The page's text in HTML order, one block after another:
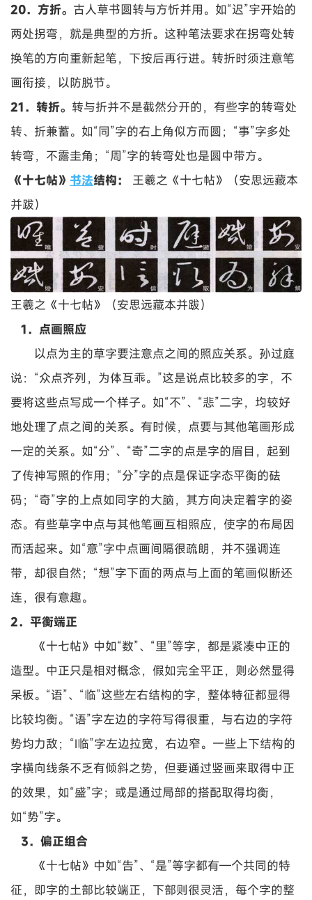
20．方折。 古人草书圆转与方忻并用。如“迟”宇开始的
两处拐弯，就是典型的方折。这种笔法要求在拐弯处转
换笔的方向重新起笔，下按后再行进。转折时须注意笔
画衔接，以防脱节。
21．转折。 转与折并不是截然分开的，有些字的转弯处
转、折兼蓄。如“同”字的右上角似方而圆；“事”字多处
转弯，不露圭角；“周”字的转弯处也是圆中带方。
《十七帖》 书法结构：
王羲之《十七帖》（安思远藏本
并跋）
王羲之《十七帖》（安思远藏本并跋）
1．点画照应
以点为主的草字要注意点之间的照应关系。孙过庭
说：“众点齐列，为体互乖。”这是说点比较多的字，不
要将这些点写成一个样子。如“不”、“悲”二字，均较好
地处理了点之间的关系。有时候，点要与其他笔画形成
一定的关系。如“分”、“奇”二字的点是字的眉目，起到
了传神写照的作用；“分”字的点是保证字态平衡的砝
码；“奇”字的上点如同字的大脑，其方向决定着字的姿
态。有些草字中点与其他笔画互相照应，使字的布局因
而活起来。如“意”字中点画间隔很疏朗，并不强调连
带，却很自然；“想”字下面的两点与上面的笔画似断还
连，很有意趣。
2．平衡端正
《十七帖》中如“数”、“里”等字，都是紧凑中正的
造型。中正只是相对概念，假如完全平正，则必然显得
呆板。“语”、“临”这些左右结构的字，整体特征都显得
比较均衡。“语”字左边的字符写得很重，与右边的字符
势均力敌；“I临”字左边拉宽，右边窄。一些上下结构的
字横向线条不乏有倾斜之势，但要通过竖画来取得中正
的效果，如“盛”字；或是通过局部的搭配取得均衡，
如“势”字。
3．偏正组合
《十七帖》中如“告”、“是”等字都有—个共同的特
征，即字的土部比较端正，下部则很灵活，每个字的整